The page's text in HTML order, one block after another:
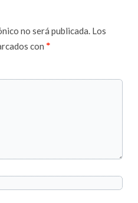
no será publicada. Los
con*